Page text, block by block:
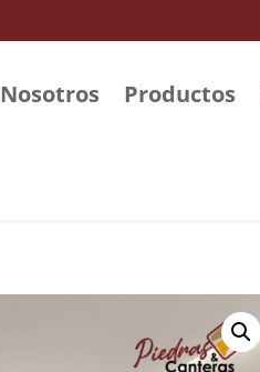
Nosotros Productos